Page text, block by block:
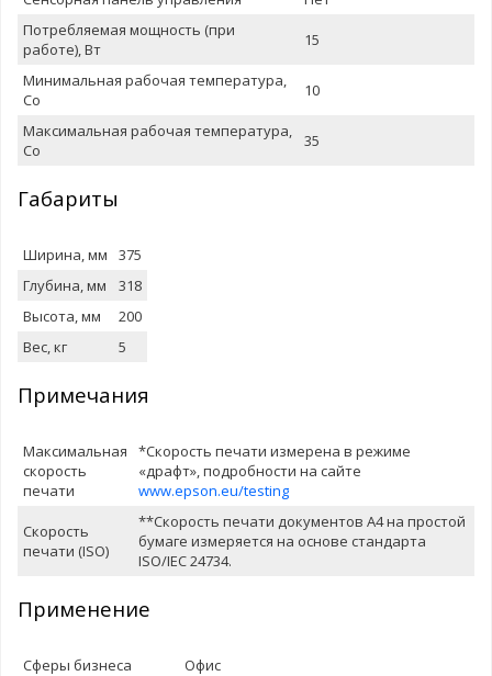
Потребляемая мощность (при
работе), Вт
15
Минимальная рабочая температура,
Со
10
Максимальная рабочая температура,
Со
35
Габариты
Ширина, мм
375
Глубина, мм
318
Высота, мм
200
Вес, кг
5
Примечания
Максимальная
скорость
печати
*Скорость печати измерена в режиме
«драфт», подробности на сайте
www.epson.eu/testing
Скорость
печати (ISO)
**Скорость печати документов A4 на простой
бумаге измеряется на основе стандарта
ISO/IEC 24734.
Применение
Сферы бизнеса
Офис